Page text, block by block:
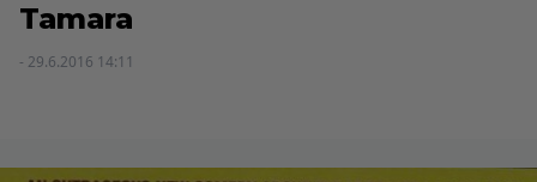
Tamara
- 29.6.2016 14:11